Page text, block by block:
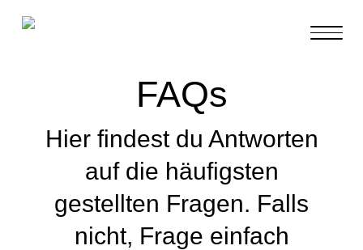
FAQs
Hier findest du Antworten
auf die häufigsten
gestellten Fragen. Falls
nicht, Frage einfach